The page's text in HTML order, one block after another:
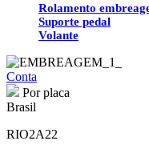
Rolamento
Suporte pedal
Volante
Conta
Por placa
Brasil
RIO2A22